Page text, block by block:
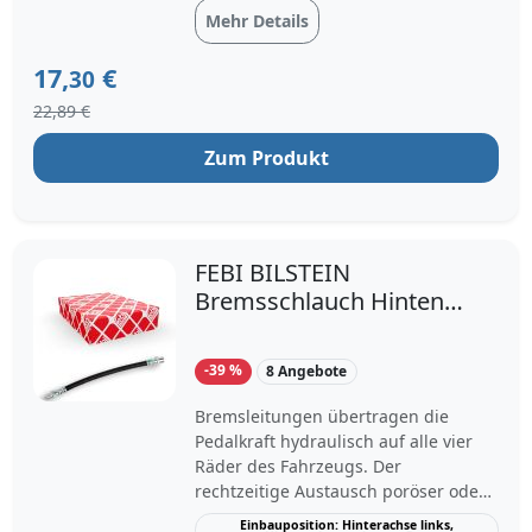
Convertible, 3 Coupe, 3 Touring, Z4
Roadster].
Mehr Details
17,30 €
22,89 €
Zum Produkt
FEBI BILSTEIN
Bremsschlauch Hinten
3 X1 4 2
-39 % 8 Angebote
Bremsleitungen übertragen die
Pedalkraft hydraulisch auf alle vier
Räder des Fahrzeugs. Der
rechtzeitige Austausch poröser oder
beschädigter Leitungen verhindert
Einbauposition: Hinterachse links,